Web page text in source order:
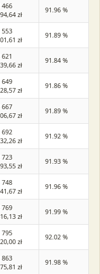
466
zł
91.96 %
553
zł
91.89 %
621
zł
91.84 %
649
zł
91.86 %
667
zł
91.89 %
692
zł
91.92 %
723
zł
91.93 %
748
zł
91.96 %
769
zł
91.99 %
795
zł
92.02 %
863
zł
91.98 %